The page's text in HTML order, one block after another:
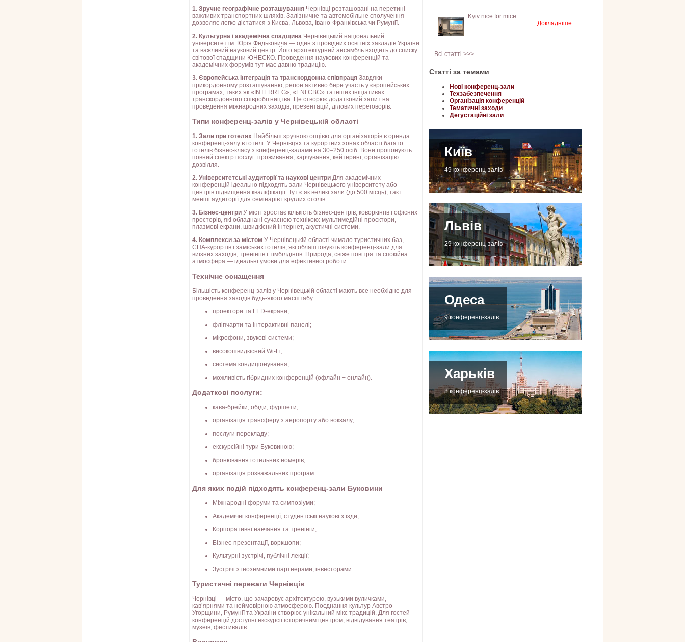
1. Зручне географічне розташування Чернівці розташовані на перетині
важливих транспортних шляхів. Залізничне та автомобільне сполучення
дозволяє легко дістатися з Києва, Львова, Івано-Франківська чи Румунії.
2. Культурна і академічна спадщина Чернівецький національний
університет ім. Юрія Федьковича — один з провідних освітніх закладів України
та важливий науковий центр. Його архітектурний ансамбль входить до списку
світової спадщини ЮНЕСКО. Проведення наукових конференцій та
академічних форумів тут має давню традицію.
3. Європейська інтеграція та транскордонна співпраця Завдяки
прикордонному розташуванню, регіон активно бере участь у європейських
програмах, таких як «INTERREG», «ENI CBC» та інших ініціативах
транскордонного співробітництва. Це створює додатковий запит на
проведення міжнародних заходів, презентацій, ділових переговорів.
Типи конференц-залів у Чернівецькій області
1. Зали при готелях Найбільш зручною опцією для організаторів є оренда
конференц-залу в готелі. У Чернівцях та курортних зонах області багато
готелів бізнес-класу з конференц-залами на 30–250 осіб. Вони пропонують
повний спектр послуг: проживання, харчування, кейтеринг, організацію
дозвілля.
2. Університетські аудиторії та наукові центри Для академічних
конференцій ідеально підходять зали Чернівецького університету або
центрів підвищення кваліфікації. Тут є як великі зали (до 500 місць), так і
менші аудиторії для семінарів і круглих столів.
3. Бізнес-центри У місті зростає кількість бізнес-центрів, коворкінгів і офісних
просторів, які обладнані сучасною технікою: мультимедійні проєктори,
плазмові екрани, швидкісний інтернет, акустичні системи.
4. Комплекси за містом У Чернівецькій області чимало туристичних баз,
СПА-курортів і заміських готелів, які облаштовують конференц-зали для
виїзних заходів, тренінгів і тімбілдінгів. Природа, свіже повітря та спокійна
атмосфера — ідеальні умови для ефективної роботи.
Технічне оснащення
Більшість конференц-залів у Чернівецькій області мають все необхідне для
проведення заходів будь-якого масштабу:
проектори та LED-екрани;
фліпчарти та інтерактивні панелі;
мікрофони, звукові системи;
високошвидкісний Wi-Fi;
система кондиціонування;
можливість гібридних конференцій (офлайн + онлайн).
Додаткові послуги:
кава-брейки, обіди, фуршети;
організація трансферу з аеропорту або вокзалу;
послуги перекладу;
екскурсійні тури Буковиною;
бронювання готельних номерів;
організація розважальних програм.
Для яких подій підходять конференц-зали Буковини
Міжнародні форуми та симпозіуми;
Академічні конференції, студентські наукові з’їзди;
Корпоративні навчання та тренінги;
Бізнес-презентації, воркшопи;
Культурні зустрічі, публічні лекції;
Зустрічі з іноземними партнерами, інвесторами.
Туристичні переваги Чернівців
Чернівці — місто, що зачаровує архітектурою, вузькими вуличками,
кав’ярнями та неймовірною атмосферою. Поєднання культур Австро-
Угорщини, Румунії та України створює унікальний мікс традицій. Для гостей
конференцій доступні екскурсії історичним центром, відвідування театрів,
музеїв, фестивалів.
Kyiv nice for mice
Докладніше...
Всі статті >>>
Статті за темами
Нові конференц-зали
Техзабезпечення
Організація конференцій
Тематичні заходи
Дегустаційні зали
Київ
49 конференц-залів
Львів
29 конференц-залів
Одеса
9 конференц-залів
Харьків
8 конференц-залів